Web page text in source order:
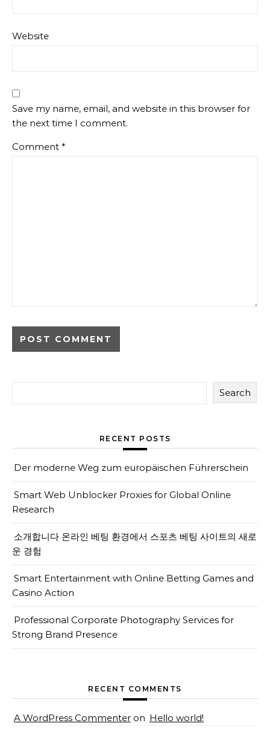
Website
Save my name, email, and website in this browser for
the next time I comment.
Comment *
Search
RECENT POSTS
Der moderne Weg zum europäischen Führerschein
Smart Web Unblocker Proxies for Global Online
Research
소개합니다 온라인 베팅 환경에서 스포츠 베팅 사이트의 새로
운 경험
Smart Entertainment with Online Betting Games and
Casino Action
Professional Corporate Photography Services for
Strong Brand Presence
RECENT COMMENTS
A WordPress Commenter on Hello world!